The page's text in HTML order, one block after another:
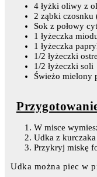
4 łyżki oliwy z
2 ząbki czosnku
Sok z połowy
1 łyżeczka
1 łyżeczka
1/2 łyżeczki
1/2 łyżeczki soli
Świeżo mielony
W misce
Udka z
Przykryj miskę
Udka można piec w